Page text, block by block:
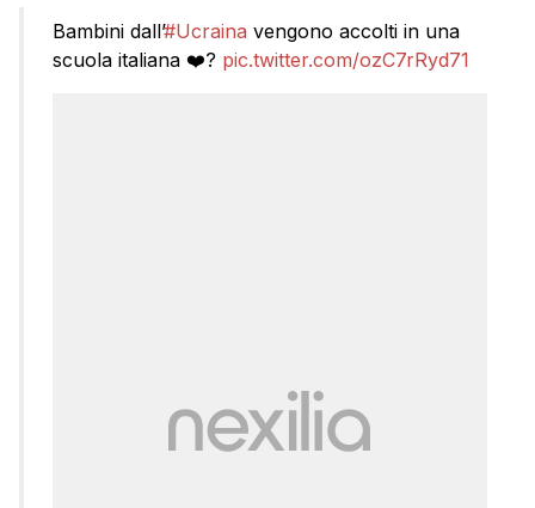
Bambini dall’#Ucraina vengono accolti in una
scuola italiana ❤️? pic.twitter.com/ozC7rRyd71